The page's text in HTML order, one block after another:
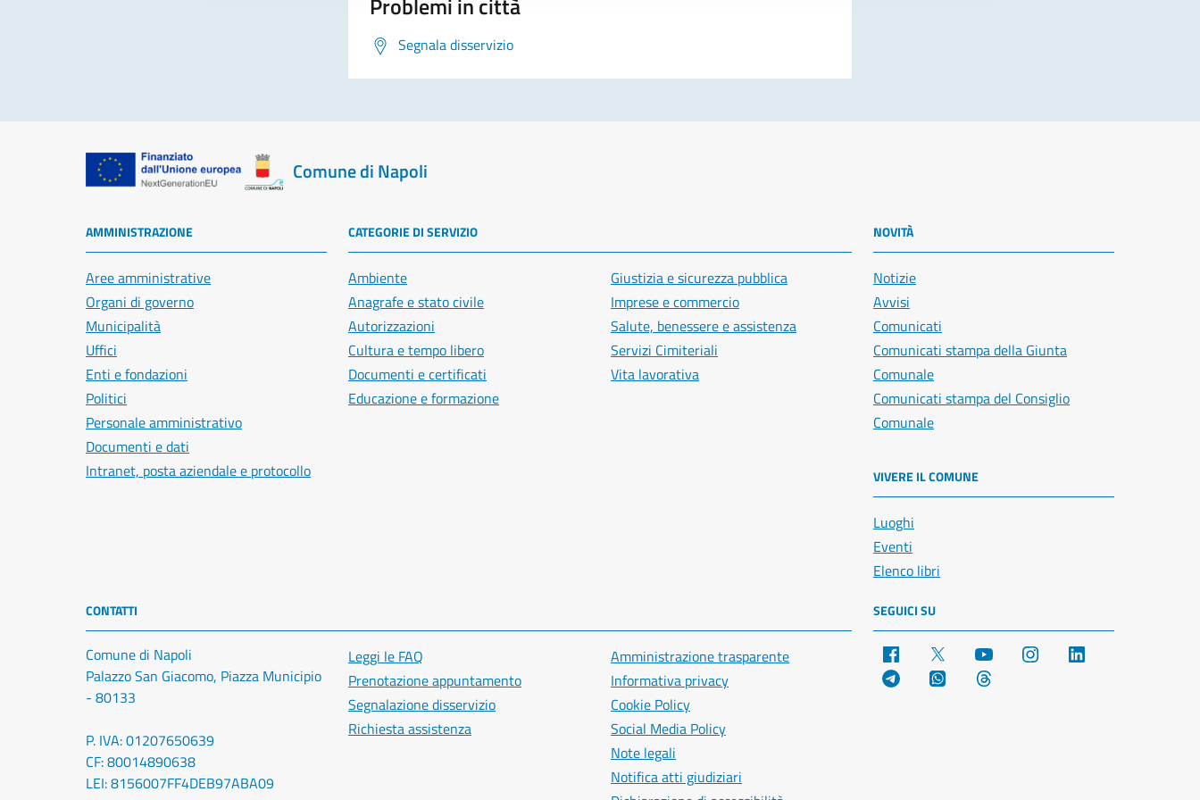
Segnala disservizio
Comune di Napoli
AMMINISTRAZIONE
Aree amministrative
Organi di governo
Municipalità
Uffici
Enti e fondazioni
Politici
Personale amministrativo
Documenti e dati
Intranet, posta aziendale e protocollo
CATEGORIE DI SERVIZIO
Ambiente
Anagrafe e stato civile
Autorizzazioni
Cultura e tempo libero
Documenti e certificati
Educazione e formazione
Giustizia e sicurezza pubblica
Imprese e commercio
Salute, benessere e assistenza
Servizi Cimiteriali
Vita lavorativa
NOVITÀ
Notizie
Avvisi
Comunicati
Comunicati stampa della Giunta
Comunale
Comunicati stampa del Consiglio
Comunale
VIVERE IL COMUNE
Luoghi
Eventi
Elenco libri
CONTATTI
Comune di Napoli
Palazzo San Giacomo, Piazza Municipio
- 80133
P. IVA: 01207650639
CF: 80014890638
LEI: 8156007FF4DEB97ABA09
Leggi le FAQ
Prenotazione appuntamento
Segnalazione disservizio
Richiesta assistenza
Amministrazione trasparente
Informativa privacy
Cookie Policy
Social Media Policy
Note legali
Notifica atti giudiziari
SEGUICI SU
Facebook YouTube Instagram
Telegram WhatsApp